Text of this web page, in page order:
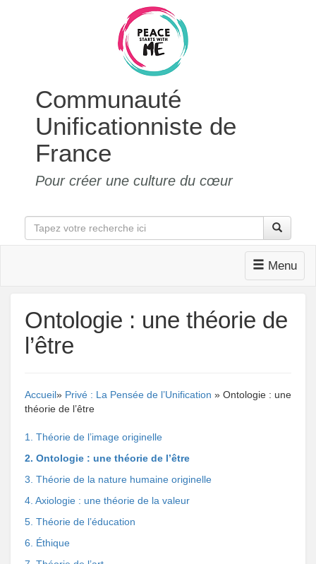
Communauté
Unificationniste de
France
Pour créer une culture du cœur
Menu
Ontologie : une théorie de
l’être
Accueil» Privé : La Pensée de l’Unification » Ontologie : une
théorie de l’être
1. Théorie de l’image originelle
2. Ontologie : une théorie de l’être
3. Théorie de la nature humaine originelle
4. Axiologie : une théorie de la valeur
5. Théorie de l’éducation
6. Éthique